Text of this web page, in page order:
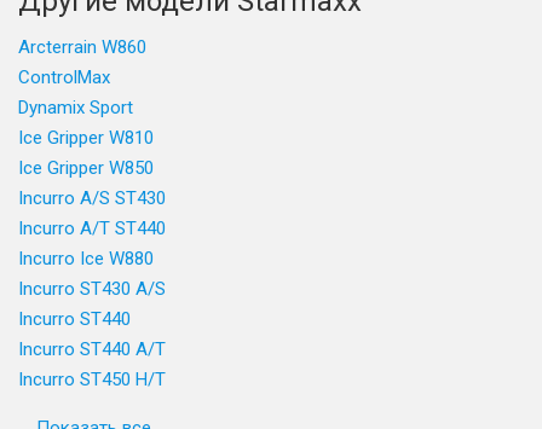
Arcterrain W860
ControlMax
Dynamix Sport
Ice Gripper W810
Ice Gripper W850
Incurro A/S ST430
Incurro A/T ST440
Incurro Ice W880
Incurro ST430 A/S
Incurro ST440
Incurro ST440 A/T
Incurro ST450 H/T